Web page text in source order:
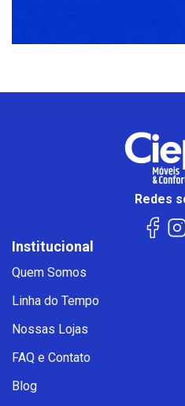
Redes
Institucional
Quem Somos
Linha do Tempo
Nossas Lojas
FAQ e Contato
Blog